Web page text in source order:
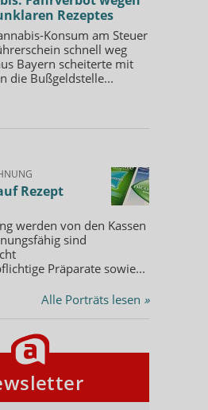
Rezeptes
Konsum am Steuer
schnell weg
Bayern scheiterte mit
die Bußgeldstelle...
Rezept
werden von den Kassen
sind
Präparate sowie...
Alle Porträts lesen »